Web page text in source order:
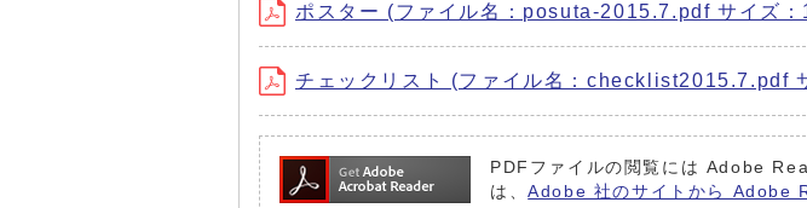
ポスター (ファイル名：posuta-2015.7.pdf サイズ
チェックリスト (ファイル名：checklist2015.7.pdf
PDFファイルの閲覧には Adobe
は、Adobe 社のサイトから Adobe